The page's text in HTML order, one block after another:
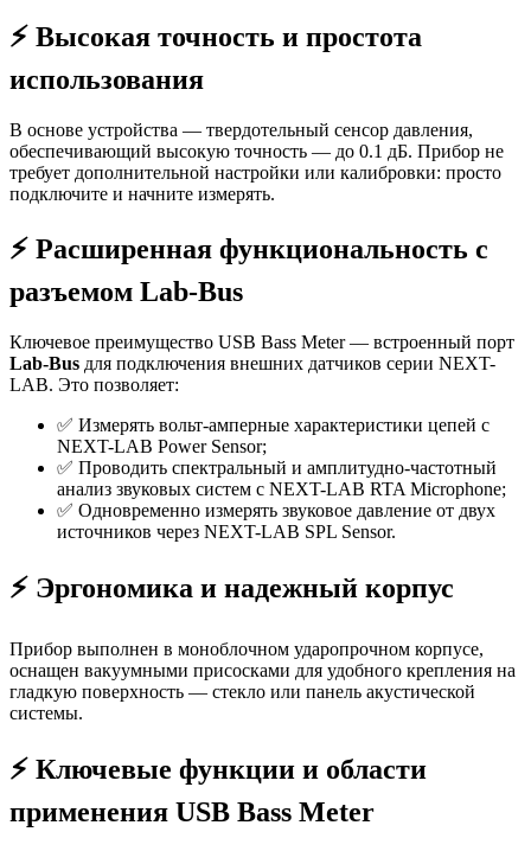
⚡️ Высокая точность и простота
использования
В основе устройства — твердотельный сенсор давления,
обеспечивающий высокую точность — до 0.1 дБ. Прибор не
требует дополнительной настройки или калибровки: просто
подключите и начните измерять.
⚡️ Расширенная функциональность с
разъемом Lab-Bus
Ключевое преимущество USB Bass Meter — встроенный порт
Lab-Bus для подключения внешних датчиков серии NEXT-
LAB. Это позволяет:
✅ Измерять вольт-амперные характеристики цепей с
NEXT-LAB Power Sensor;
✅ Проводить спектральный и амплитудно-частотный
анализ звуковых систем с NEXT-LAB RTA Microphone;
✅ Одновременно измерять звуковое давление от двух
источников через NEXT-LAB SPL Sensor.
⚡️ Эргономика и надежный корпус
Прибор выполнен в моноблочном ударопрочном корпусе,
оснащен вакуумными присосками для удобного крепления на
гладкую поверхность — стекло или панель акустической
системы.
⚡️ Ключевые функции и области
применения USB Bass Meter